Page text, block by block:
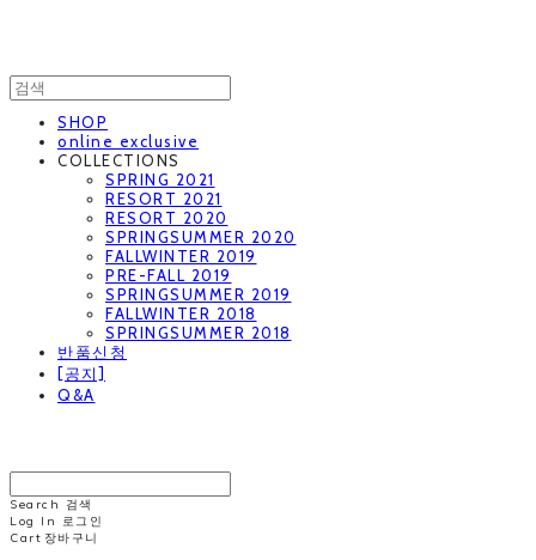
SHOP
online exclusive
COLLECTIONS
SPRING 2021
RESORT 2021
RESORT 2020
SPRINGSUMMER 2020
FALLWINTER 2019
PRE-FALL 2019
SPRINGSUMMER 2019
FALLWINTER 2018
SPRINGSUMMER 2018
반품신청
[공지]
Q&A
Search
검색
Log In
로그인
Cart 장바구니